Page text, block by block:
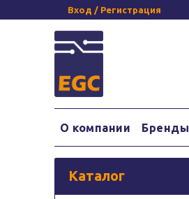
Вход / Регистрация
О компании Бренды
Каталог